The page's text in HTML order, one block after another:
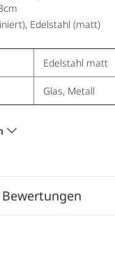
Edelstahl (matt)
Edelstahl matt
Glas, Metall